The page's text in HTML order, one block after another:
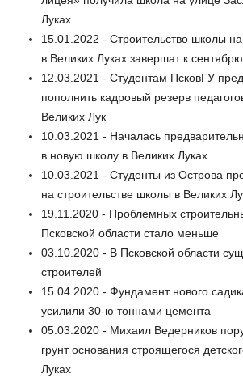
Луках
15.01.2022 - Строительство школы
в Великих Луках завершат к сентябрю
12.03.2021 - Студентам ПсковГУ
пополнить кадровый резерв
Великих Лук
10.03.2021 - Началась
в новую школу в Великих Луках
10.03.2021 - Студенты из Острова
на строительстве школы в Великих
19.11.2020 - Проблемных
Псковской области стало меньше
03.10.2020 - В Псковской области
строителей
15.04.2020 - Фундамент нового
усилили 30-ю тоннами цемента
05.03.2020 - Михаил Ведерников
грунт основания строящегося
Луках